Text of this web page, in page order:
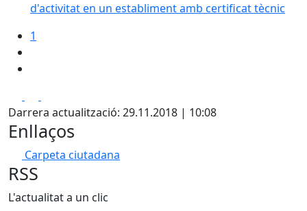
d'activitat en un establiment amb certificat tècnic
1
Darrera actualització: 29.11.2018 | 10:08
Enllaços
Carpeta ciutadana
RSS
L'actualitat a un clic